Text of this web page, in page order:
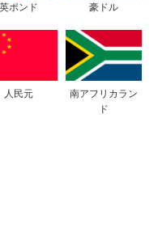
英ポンド 豪ドル
人民元
南アフリカラン
ド